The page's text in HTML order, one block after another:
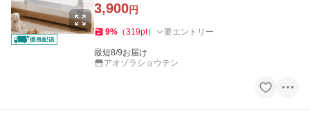
3,900円
9% （319pt） 要エントリー
最短8/9お届け
アオゾラショウテン